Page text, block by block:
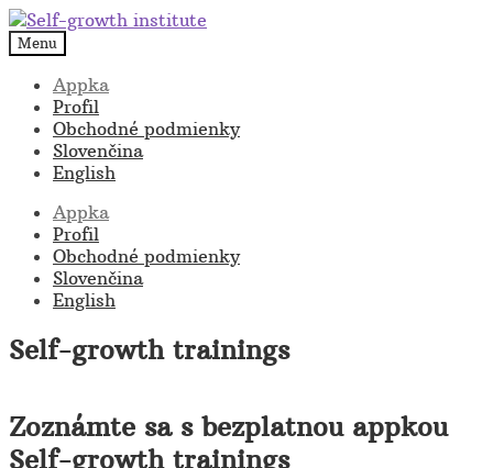
Preskočiť
na
navigáciu
Preskočiť
na
obsah
Menu
Appka
Profil
Obchodné podmienky
Slovenčina
English
Appka
Profil
Obchodné podmienky
Slovenčina
English
Self-growth trainings
Zoznámte sa s bezplatnou appkou
Self-growth trainings